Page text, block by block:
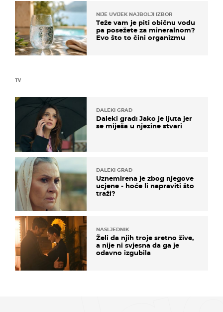
TV
DALEKI GRAD
Daleki grad: Jako je ljuta jer
se miješa u njezine stvari
DALEKI GRAD
Uznemirena je zbog njegove
ucjene - hoće li napraviti što
traži?
NASLJEDNIK
Želi da njih troje sretno žive,
a nije ni svjesna da ga je
odavno izgubila
NIJE UVIJEK NAJBOLJI IZBOR
Teže vam je piti običnu vodu
pa posežete za mineralnom?
Evo što to čini organizmu